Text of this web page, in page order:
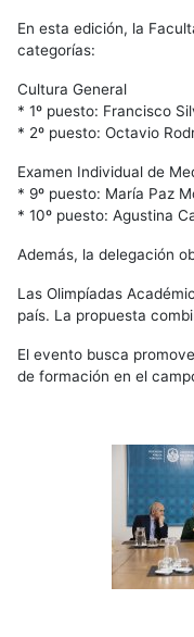
En esta edición, la
categorías:
Cultura General
* 1º puesto: Francisco
* 2º puesto: Octavio
Examen Individual de
* 9º puesto: María Paz
* 10º puesto: Agustina
Además, la delegación
Las Olimpíadas
país. La propuesta
El evento busca
de formación en el